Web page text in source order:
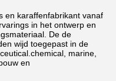
en karaffenfabrikant vanaf
in het ontwerp en
De de
wijd toegepast in de
marine,
en